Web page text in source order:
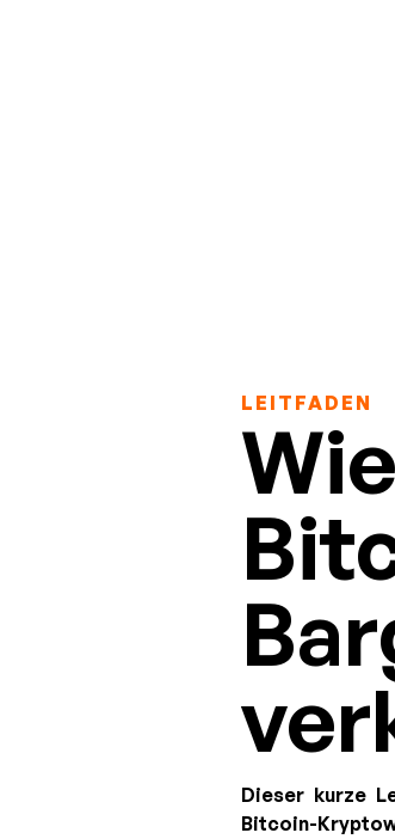
LEITFADEN
Dieser kurze
Bitcoin-